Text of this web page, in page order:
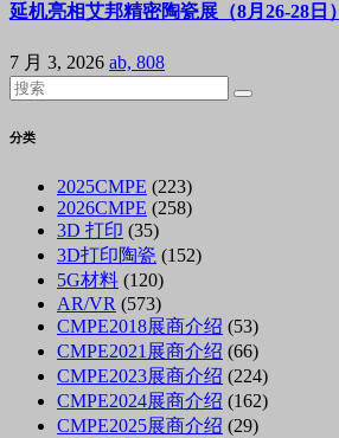
延机亮相艾邦精密陶瓷展（8月26-28日）
7 月 3, 2026 ab, 808
分类
2025CMPE (223)
2026CMPE (258)
3D 打印 (35)
3D打印陶瓷 (152)
5G材料 (120)
AR/VR (573)
CMPE2018展商介绍 (53)
CMPE2021展商介绍 (66)
CMPE2023展商介绍 (224)
CMPE2024展商介绍 (162)
CMPE2025展商介绍 (29)